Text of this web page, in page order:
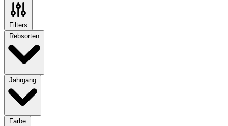
Filters
Rebsorten
Jahrgang
Farbe